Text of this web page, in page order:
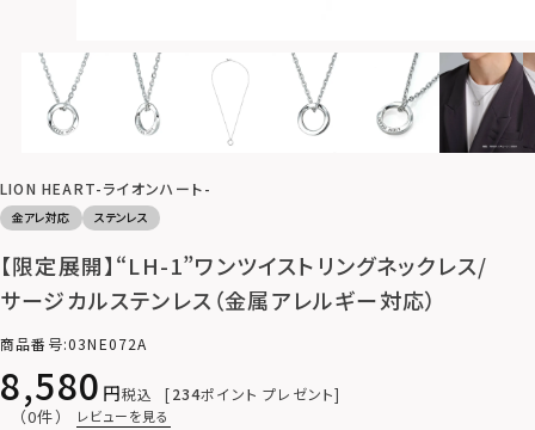
LION HEART-ライオンハート-
金アレ対応 ステンレス
【限定展開】“LH-1”ワンツイストリングネックレス/
サージカルステンレス（金属アレルギー対応）
商品番号 03NE072A
8,580 税込 234ポイント プレゼント
（0件） レビューを見る